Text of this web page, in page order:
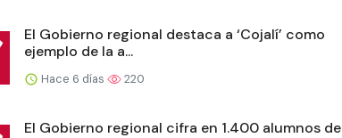
El Gobierno regional destaca a ‘Cojalí’ como
ejemplo de la a...
Hace 6 días 220
El Gobierno regional cifra en 1.400 alumnos de